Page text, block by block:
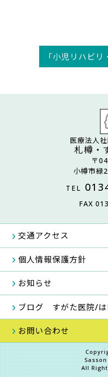
「小児リハビ
医療法人
札樽・
〒
小樽市緑
TEL
FAX
交通アクセス
個人情報保護方針
お知らせ
ブログ すがた医院/は
お問い合わせ
All